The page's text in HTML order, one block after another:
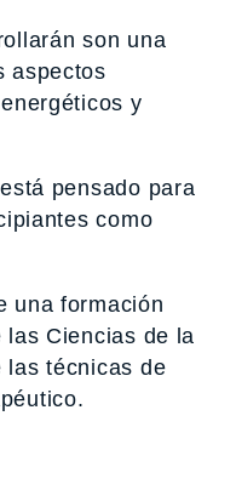
son una
aspectos
y
pensado para
como
una formación
Ciencias de la
las técnicas de